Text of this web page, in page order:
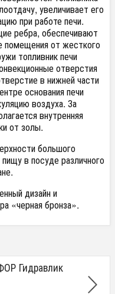
увеличивает его
при работе печи.
ребра, обеспечивают
помещения от жесткого
топливник печи
отверстия
в нижней части
основания печи
воздуха. За
внутренняя
от золы.
большого
в посуде различного
дизайн и
«черная бронза».
Гидравлик